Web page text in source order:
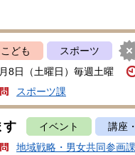
こども
スポーツ
8日（土曜日）毎週土曜
スポーツ課
す イベント
講座
地域戦略・男女共同参画課